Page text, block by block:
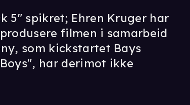
5" spikret; Ehren Kruger har
filmen i samarbeid
som kickstartet Bays
har derimot ikke